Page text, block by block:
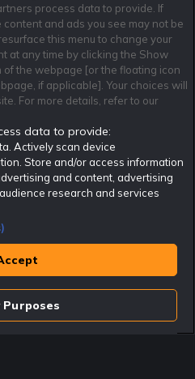
community. 2017 nominerades
sajter på spelbranschens egen
något specifikt spelbolag. Här hittar du
från de största och mest seriösa
om skador och avstängningar samt vårt
kontakta oss
är 18+ Har ditt spelande blivit ett
91 00. Odds kan ändras. Alla odds var
Spel utan konto innebär att man
Spelande
policy
Cookie Policy
Användarvilkor
Integritetspolicy
Rekatochklart shop
process data to provide. If
and ads you see may not be
this menu to change your
at any time by clicking the Show
of the webpage [or the floating icon
if applicable]. Your choices will
For more details, refer to our
data to provide:
Actively scan device
Store and/or access information
and content, advertising
research and services
Purposes